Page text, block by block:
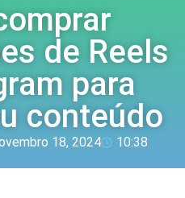
de Reels
para
conteúdo
18, 2024 10:38